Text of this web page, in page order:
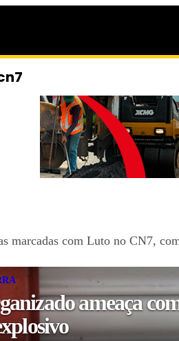
marcadas com Luto no CN7,
ameaça